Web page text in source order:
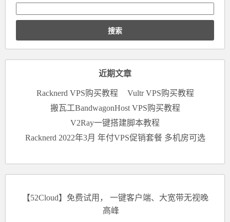
索：
近期文章
Racknerd VPS购买教程
Vultr VPS购买教程
搬瓦工BandwagonHost VPS购买教程
V2Ray一键搭建脚本教程
Racknerd 2022年3月 年付VPS促销套餐 多机房可选
【52Cloud】免费试用， 一键客户端、大宽带无视晚
高峰